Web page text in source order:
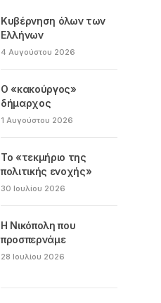
Κυβέρνηση όλων των
Ελλήνων
4 Αυγούστου 2026
Ο «κακούργος»
δήμαρχος
1 Αυγούστου 2026
Το «τεκμήριο της
πολιτικής ενοχής»
30 Ιουλίου 2026
Η Νικόπολη που
προσπερνάμε
28 Ιουλίου 2026